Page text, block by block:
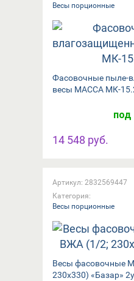
Весы порционные
Фасовочные пыле-
весы МАССА МК-
под
14 548 руб.
Артикул: 2832569447
Категория:
Весы порционные
Весы фасовочные
230х330) «Базар» 2у